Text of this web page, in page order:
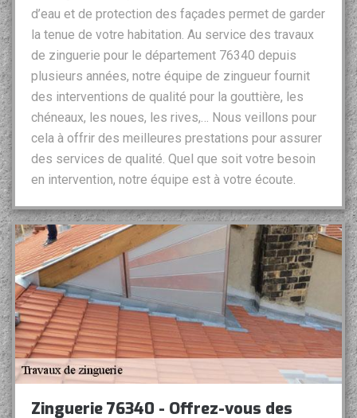
d’eau et de protection des façades permet de garder
la tenue de votre habitation. Au service des travaux
de zinguerie pour le département 76340 depuis
plusieurs années, notre équipe de zingueur fournit
des interventions de qualité pour la gouttière, les
chéneaux, les noues, les rives,… Nous veillons pour
cela à offrir des meilleures prestations pour assurer
des services de qualité. Quel que soit votre besoin
en intervention, notre équipe est à votre écoute.
Zinguerie 76340 - Offrez-vous des